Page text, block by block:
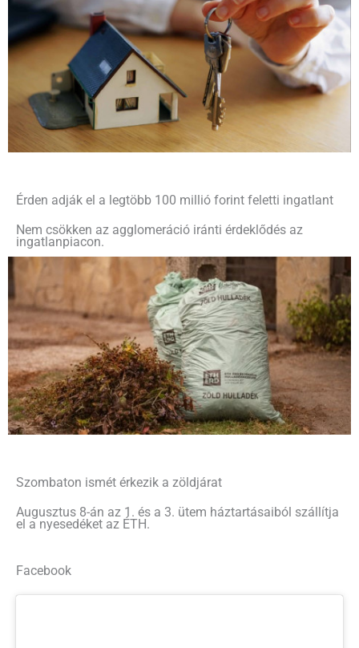
Érden adják el a legtöbb 100 millió forint feletti ingatlant
Nem csökken az agglomeráció iránti érdeklődés az
ingatlanpiacon.
Szombaton ismét érkezik a zöldjárat
Augusztus 8-án az 1. és a 3. ütem háztartásaiból szállítja
el a nyesedéket az ÉTH.
Facebook